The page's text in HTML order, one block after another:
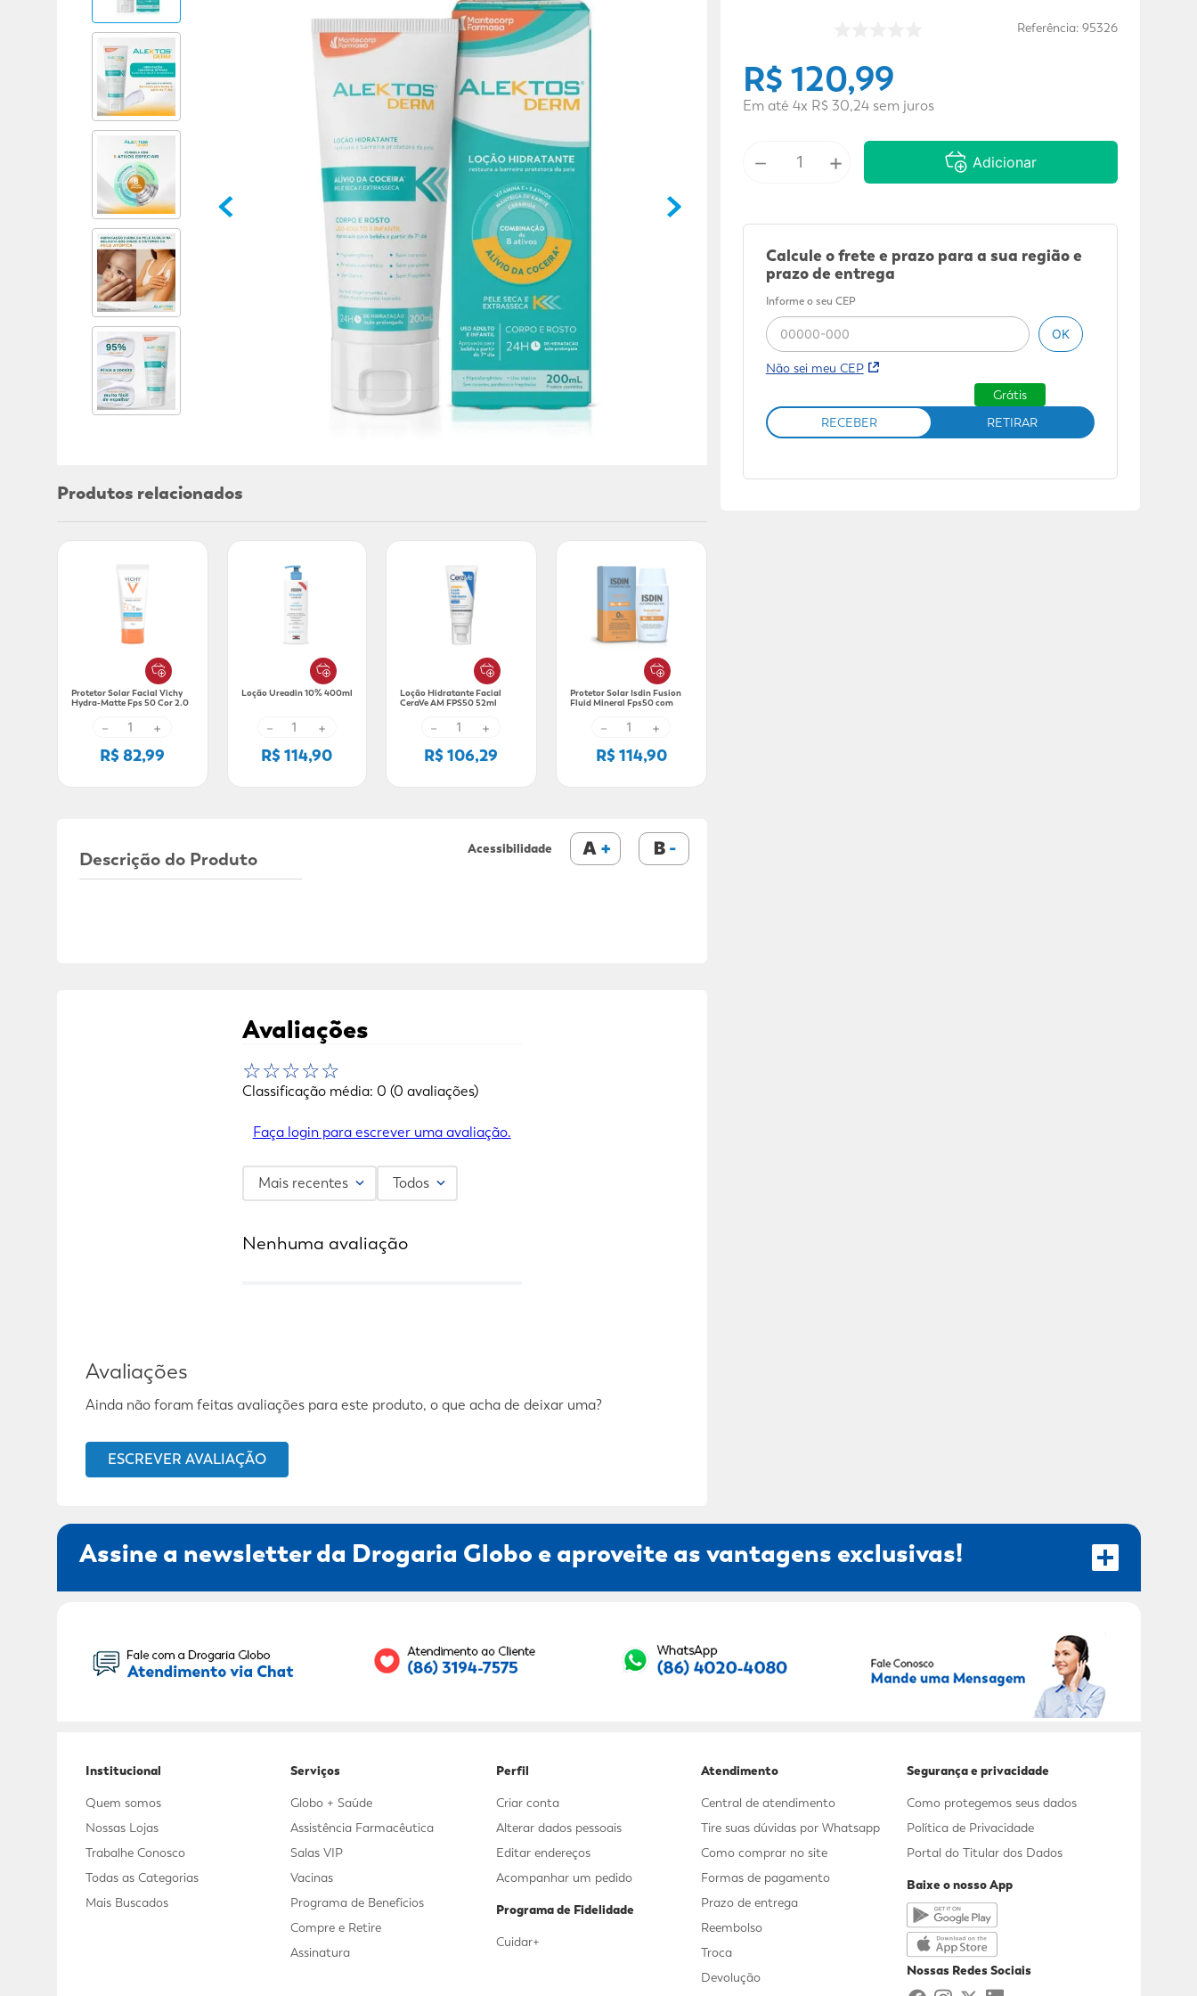
Adicional
Adicional
Produtos relacionados
Protetor Solar Facial Vichy
Hydra-Matte Fps 50 Cor 2.0
－ +
R$ 82,99
Loção Ureadin 10% 400ml
－ +
R$ 114,90
Loção Hidratante Facial
CeraVe AM FPS50 52ml
－ +
R$ 106,29
Protetor Solar Isdin Fusion
Fluid Mineral Fps50 com
－ +
R$ 114,90
Acessibilidade A B
Descrição do Produto
Avaliações
☆☆☆☆☆
Classificação média: 0 (0 avaliações)
Faça login para escrever uma avaliação.
Mais recentes Todos
Nenhuma avaliação
Avaliações
Ainda não foram feitas avaliações para este produto, o que acha de deixar uma?
ESCREVER AVALIAÇÃO
Referência:95326
R$ 120,99
Em até 4x R$ 30,24sem juros
－ + Adicionar
Calcule o frete e prazo para a sua região e
prazo de entrega
Informe o seu CEP
OK
Não sei meu CEP
RECEBER RETIRAR
Grátis
Assine a newsletter da Drogaria Globo e aproveite as vantagens exclusivas!
RECEBER OFERTAS EXCLUSIVAS!
Institucional
Quem somos
Nossas Lojas
Trabalhe Conosco
Todas as Categorias
Mais Buscados
Serviços
Globo + Saúde
Assistência Farmacêutica
Salas VIP
Vacinas
Programa de Benefícios
Compre e Retire
Assinatura
Perfil
Criar conta
Alterar dados pessoais
Editar endereços
Acompanhar um pedido
Programa de Fidelidade
Cuidar+
Atendimento
Central de atendimento
Tire suas dúvidas por Whatsapp
Como comprar no site
Formas de pagamento
Prazo de entrega
Reembolso
Troca
Devolução
Segurança e privacidade
Como protegemos seus dados
Política de Privacidade
Portal do Titular dos Dados
Baixe o nosso App
Nossas Redes Sociais
9º
mounjaro
10º fralda xg